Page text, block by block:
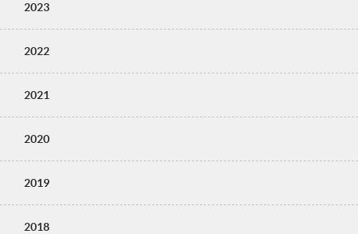
2023
2022
2021
2020
2019
2018